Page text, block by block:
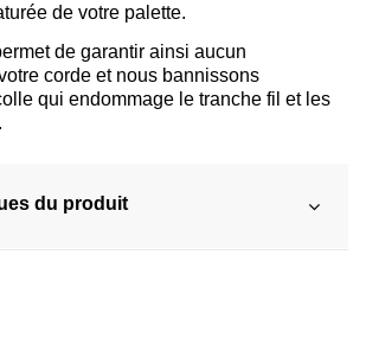
de votre palette.
de garantir ainsi aucun
corde et nous bannissons
qui endommage le tranche fil et les
du produit